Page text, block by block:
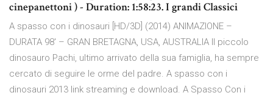
cinepanettoni ) - Duration: 1:58:23. I grandi Classici
A spasso con i dinosauri [HD/3D] (2014) ANIMAZIONE –
DURATA 98′ – GRAN BRETAGNA, USA, AUSTRALIA Il piccolo
dinosauro Pachi, ultimo arrivato della sua famiglia, ha sempre
cercato di seguire le orme del padre. A spasso con i
dinosauri 2013 link streaming e download. A Spasso Con i